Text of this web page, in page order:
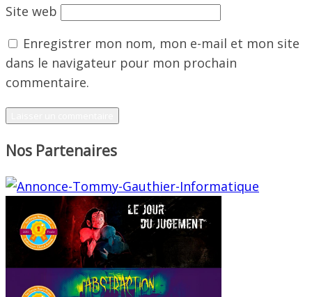
Site web
Enregistrer mon nom, mon e-mail et mon site
dans le navigateur pour mon prochain
commentaire.
Nos Partenaires